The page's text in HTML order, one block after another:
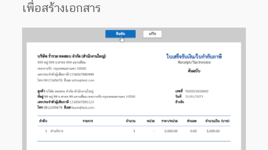
เพื่อสร้างเอกสาร